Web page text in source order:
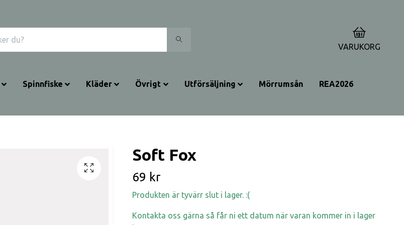
0
VARUKORG
Spinnfiske Kläder Övrigt Utförsäljning Mörrumsån REA2026
Soft Fox
69 kr
Produkten är tyvärr slut i lager. :(
Kontakta oss gärna så får ni ett datum när varan kommer in i lager